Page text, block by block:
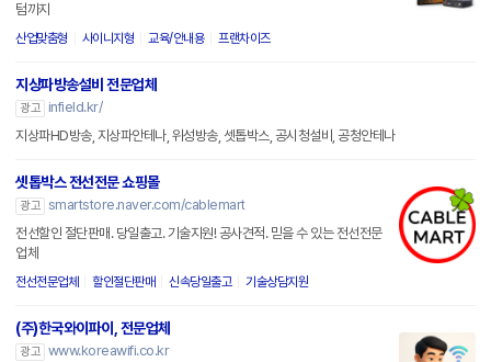
텀까지
산업맞춤형 사이니지형 교육/안내용 프랜차이즈
지상파방송설비 전문업체
광고
infield.kr/
지상파HD방송, 지상파안테나, 위성방송, 셋톱박스, 공시청설비, 공청안테나
셋톱박스 전선전문 쇼핑몰
광고 smartstore.naver.com/cablemart
전선할인 절단판매. 당일출고. 기술지원! 공사견적. 믿을 수 있는 전선전문
업체
전선전문업체 할인절단판매 신속당일출고 기술상담지원
(주)한국와이파이, 전문업체
광고 www.koreawifi.co.kr